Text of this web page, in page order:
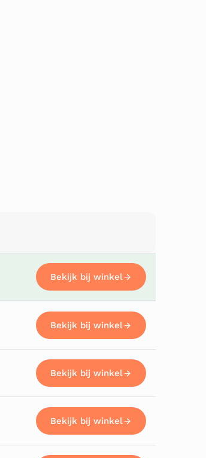
Bekijk bij winkel
Bekijk bij winkel
Bekijk bij winkel
Bekijk bij winkel